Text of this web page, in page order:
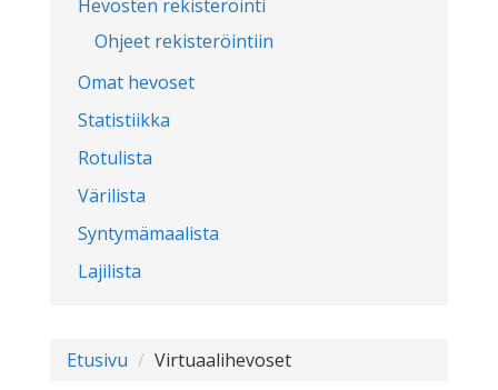
Hevosten rekisteröinti
Ohjeet rekisteröintiin
Omat hevoset
Statistiikka
Rotulista
Värilista
Syntymämaalista
Lajilista
Etusivu Virtuaalihevoset